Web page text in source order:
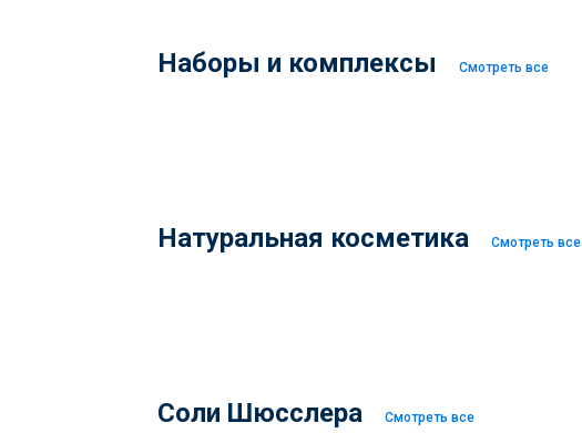
Наборы и комплексы Смотреть все
Натуральная косметика Смотреть все
Соли Шюсслера Смотреть все